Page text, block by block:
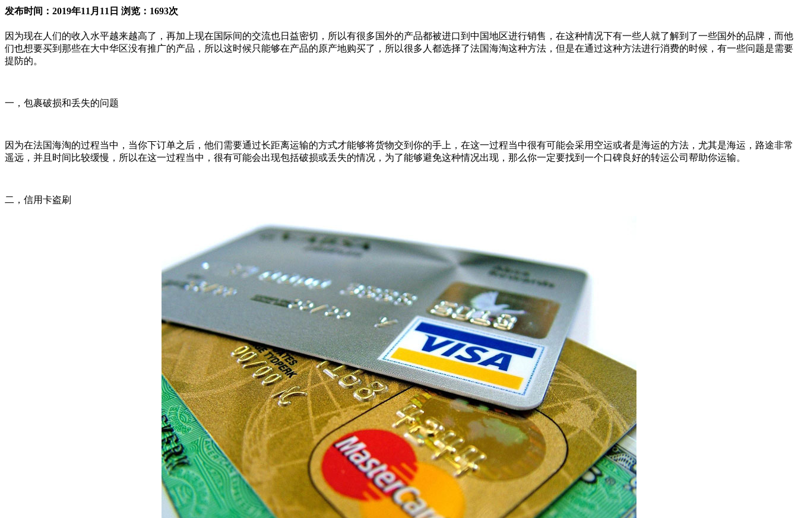
发布时间：2019年11月11日 浏览：1693次
因为现在人们的收入水平越来越高了，再加上现在国际间的交流也日益密切，所以有很多国外的产品都被进口到中国地区进行销售，在这种情况下有一些人就了解到了一些国外的品牌，而他
们也想要买到那些在大中华区没有推广的产品，所以这时候只能够在产品的原产地购买了，所以很多人都选择了法国海淘这种方法，但是在通过这种方法进行消费的时候，有一些问题是需要
提防的。
一，包裹破损和丢失的问题
因为在法国海淘的过程当中，当你下订单之后，他们需要通过长距离运输的方式才能够将货物交到你的手上，在这一过程当中很有可能会采用空运或者是海运的方法，尤其是海运，路途非常
遥远，并且时间比较缓慢，所以在这一过程当中，很有可能会出现包括破损或丢失的情况，为了能够避免这种情况出现，那么你一定要找到一个口碑良好的转运公司帮助你运输。
二，信用卡盗刷